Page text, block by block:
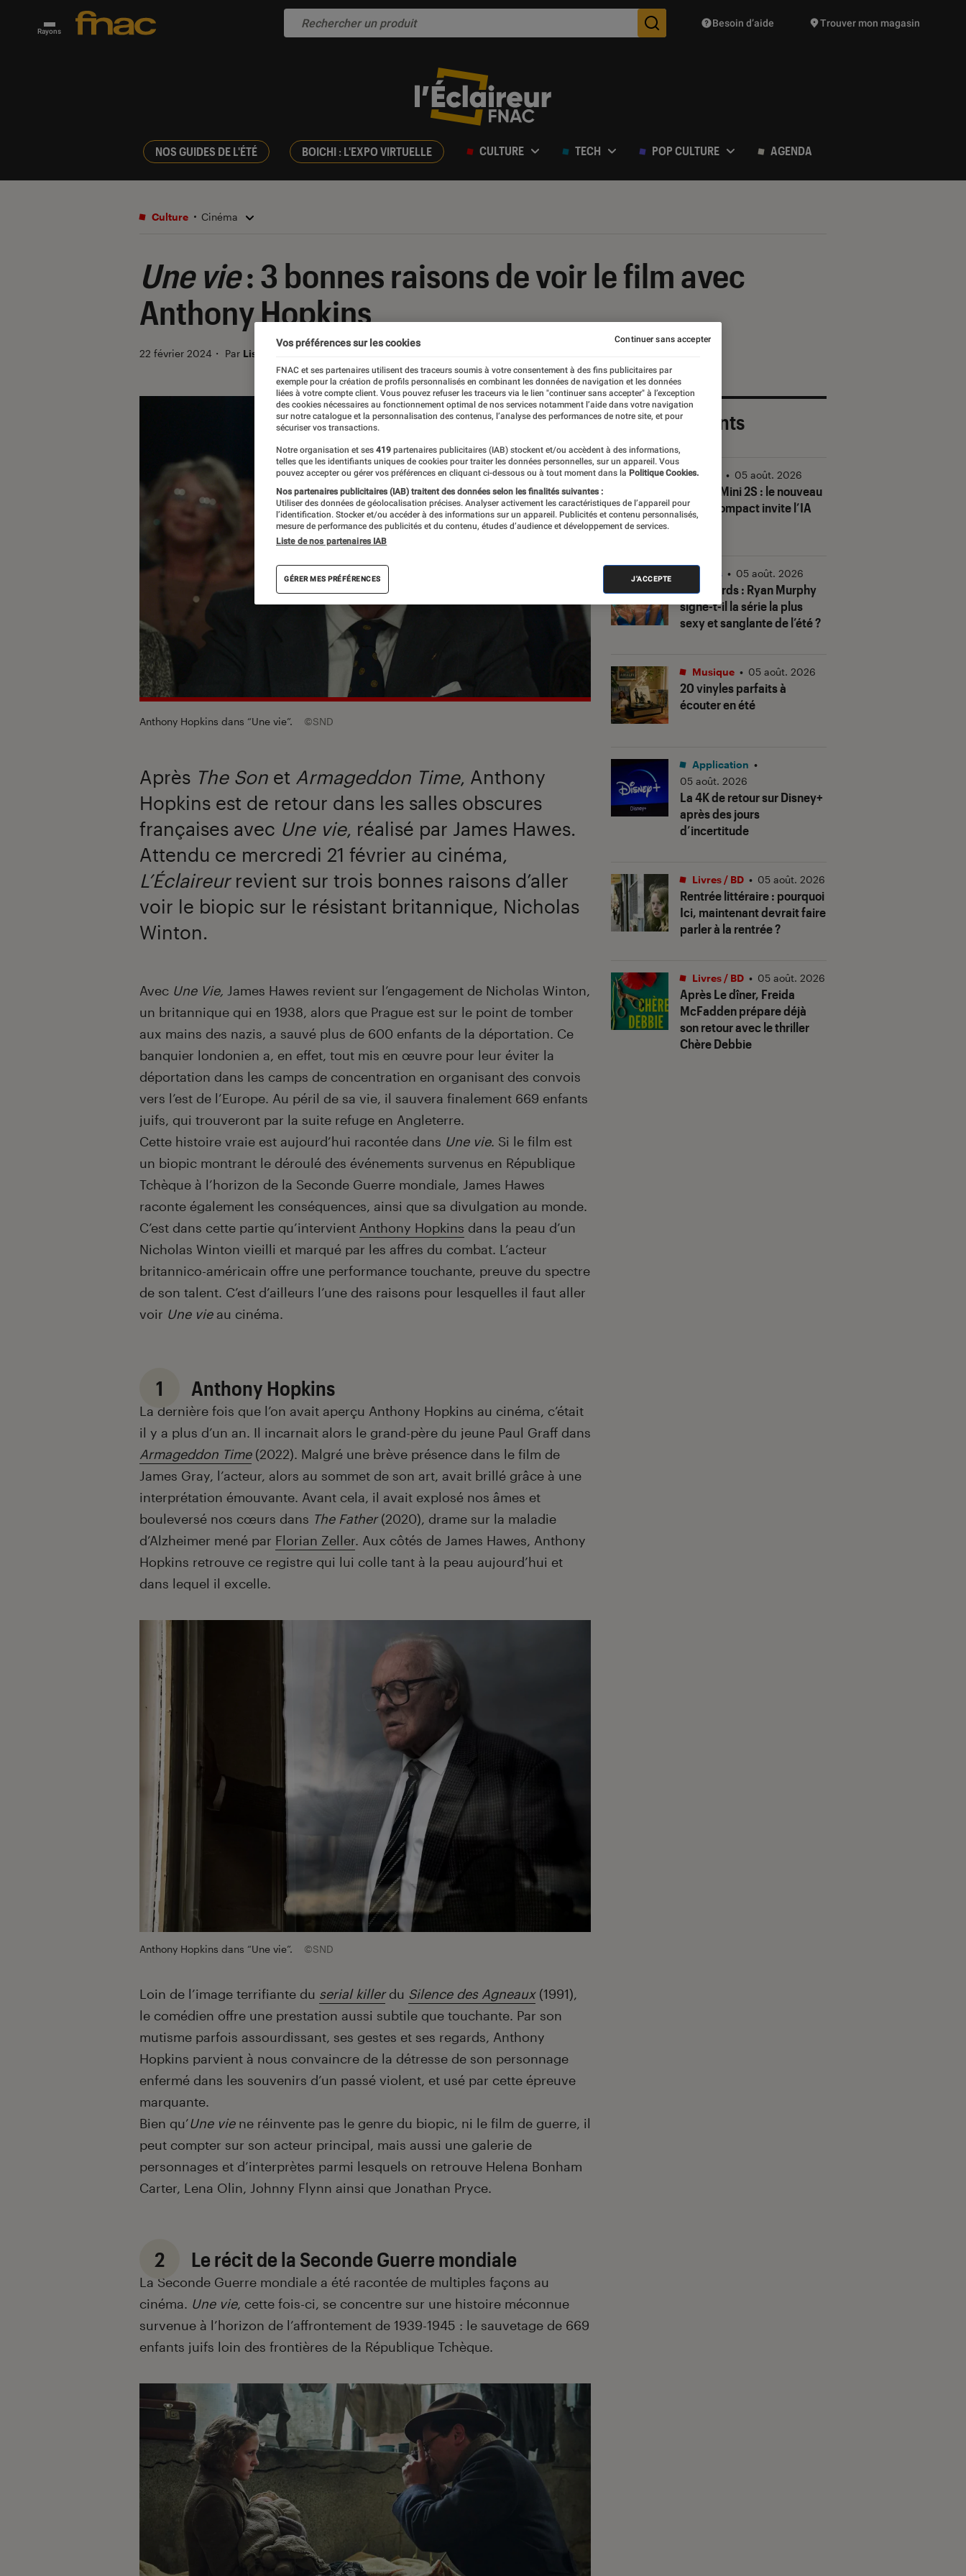
Rayons Des suggestions de produits vont vous être proposées
Besoin d’aide Trouver mon magasin
NOS GUIDES DE L'ÉTÉ BOICHI : L'EXPO VIRTUELLE CULTURE TECH POP CULTURE AGENDA
Culture Cinéma
Une vie: 3 bonnes raisons de voir le film avec
Anthony Hopkins
22 février 2024 ・ Par Lisa Muratore
Anthony Hopkins dans “Une vie”. ©SND
Après The Son et Armageddon Time, Anthony
Hopkins est de retour dans les salles obscures
françaises avec Une vie, réalisé par James Hawes.
Attendu ce mercredi 21 février au cinéma,
L’Éclaireurrevient sur trois bonnes raisons d’aller
voir le biopic sur le résistant britannique, Nicholas
Winton.
Introduction
Avec Une Vie, James Hawes revient sur l’engagement de Nicholas Winton,
un britannique qui en 1938, alors que Prague est sur le point de tomber
aux mains des nazis, a sauvé plus de 600 enfants de la déportation. Ce
banquier londonien a, en effet, tout mis en œuvre pour leur éviter la
déportation dans les camps de concentration en organisant des convois
vers l’est de l’Europe. Au péril de sa vie, il sauvera finalement 669 enfants
juifs, qui trouveront par la suite refuge en Angleterre.
Cette histoire vraie est aujourd’hui racontée dans Une vie. Si le film est
un biopic montrant le déroulé des événements survenus en République
Tchèque à l’horizon de la Seconde Guerre mondiale, James Hawes
raconte également les conséquences, ainsi que sa divulgation au monde.
C’est dans cette partie qu’intervient Anthony Hopkins dans la peau d’un
Nicholas Winton vieilli et marqué par les affres du combat. L’acteur
britannico-américain offre une performance touchante, preuve du spectre
de son talent. C’est d’ailleurs l’une des raisons pour lesquelles il faut aller
voir Une vieau cinéma.
1 Anthony Hopkins
La dernière fois que l’on avait aperçu Anthony Hopkins au cinéma, c’était
il y a plus d’un an. Il incarnait alors le grand-père du jeune Paul Graff dans
Armageddon Time(2022). Malgré une brève présence dans le film de
James Gray, l’acteur, alors au sommet de son art, avait brillé grâce à une
interprétation émouvante. Avant cela, il avait explosé nos âmes et
bouleversé nos cœurs dans The Father(2020), drame sur la maladie
d’Alzheimer mené par Florian Zeller. Aux côtés de James Hawes, Anthony
Hopkins retrouve ce registre qui lui colle tant à la peau aujourd’hui et
dans lequel il excelle.
Anthony Hopkins dans “Une vie”. ©SND
Loin de l’image terrifiante du serial killerdu Silence des Agneaux(1991),
le comédien offre une prestation aussi subtile que touchante. Par son
mutisme parfois assourdissant, ses gestes et ses regards, Anthony
Hopkins parvient à nous convaincre de la détresse de son personnage
enfermé dans les souvenirs d’un passé violent, et usé par cette épreuve
marquante.
Bien qu’Une viene réinvente pas le genre du biopic, ni le film de guerre, il
peut compter sur son acteur principal, mais aussi une galerie de
personnages et d’interprètes parmi lesquels on retrouve Helena Bonham
Carter, Lena Olin, Johnny Flynn ainsi que Jonathan Pryce.
2 Le récit de la Seconde Guerre mondiale
La Seconde Guerre mondiale a été racontée de multiples façons au
cinéma. Une vie, cette fois-ci, se concentre sur une histoire méconnue
survenue à l’horizon de l’affrontement de 1939-1945 : le sauvetage de 669
enfants juifs loin des frontières de la République Tchèque.
Les plus récents
DJI Mic Mini 2S : le nouveau
micro compact invite l’IA
à la fête
Vidéo • 05 août. 2026
The Shards: Ryan Murphy
signe-t-il la série la plus
sexy et sanglante de l’été ?
Séries • 05 août. 2026
20 vinyles parfaits à
écouter en été
Musique • 05 août. 2026
La 4K de retour sur Disney+
après des jours
d’incertitude
Application •
05 août. 2026
Rentrée littéraire : pourquoi
Ici, maintenant devrait faire
parler à la rentrée ?
Livres / BD • 05 août. 2026
AprèsLe dîner, Freida
McFadden prépare déjà
son retour avec le thriller
Chère Debbie
Livres / BD • 05 août. 2026
Vos préférences sur les cookies
FNAC et ses partenaires utilisent des traceurs soumis à votre consentement à des fins publicitaires par
exemple pour la création de profils personnalisés en combinant les données de navigation et les données
liées à votre compte client. Vous pouvez refuser les traceurs via le lien "continuer sans accepter" à l’exception
des cookies nécessaires au fonctionnement optimal de nos services notamment l’aide dans votre navigation
sur notre catalogue et la personnalisation des contenus, l’analyse des performances de notre site, et pour
sécuriser vos transactions.
Notre organisation et ses 419 partenaires publicitaires (IAB) stockent et/ou accèdent à des informations,
telles que les identifiants uniques de cookies pour traiter les données personnelles, sur un appareil. Vous
pouvez accepter ou gérer vos préférences en cliquant ci-dessous ou à tout moment dans la Politique Cookies.
Nos partenaires publicitaires (IAB) traitent des données selon les finalités suivantes :
Utiliser des données de géolocalisation précises. Analyser activement les caractéristiques de l’appareil pour
l’identification. Stocker et/ou accéder à des informations sur un appareil. Publicités et contenu personnalisés,
mesure de performance des publicités et du contenu, études d’audience et développement de services.
Liste de nos partenaires IAB
GÉRER MES PRÉFÉRENCES J'ACCEPTE
Continuer sans accepter